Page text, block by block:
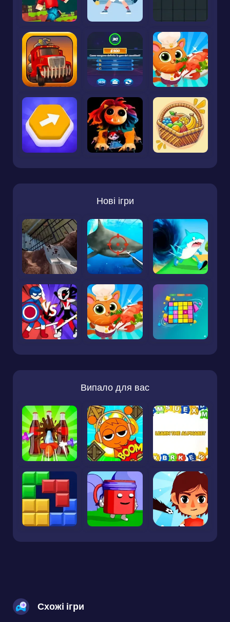
Нові ігри
Випало для вас
Схожі ігри